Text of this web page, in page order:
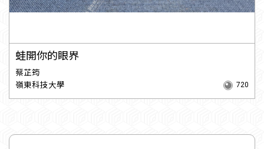
蛙開你的眼界
蔡芷筠
嶺東科技大學
720